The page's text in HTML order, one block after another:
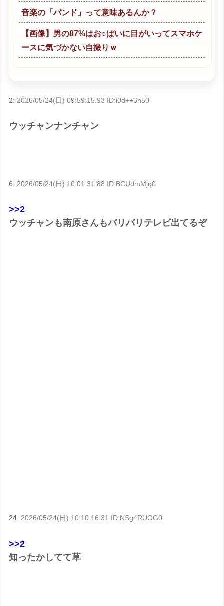
音楽の「バンド」って意味あるんか？
【画像】男の87%はお○ぱいに目がいってスマホケ
ースに気づかない自撮りｗ
2: 2026/05/24(日) 09:59:15.93 ID:i0d++3h50
ウッチャンナンチャン
6: 2026/05/24(日) 10:01:31.88 ID:BCUdmMjq0
>>2
ウッチャンも南原さんもバリバリテレビ出てるぞ
24:2026/05/24(日) 10:10:16.31 ID:NSg4RUOG0
>>2
知ったかしてて草